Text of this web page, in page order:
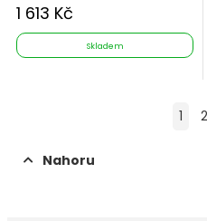
1 613 Kč
Skladem
Nahoru
1 2